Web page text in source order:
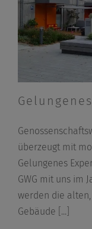
überzeugt mit
Gelungenes
GWG mit uns im
werden die
Gebäude [...]